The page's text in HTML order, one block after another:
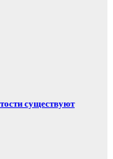
существуют